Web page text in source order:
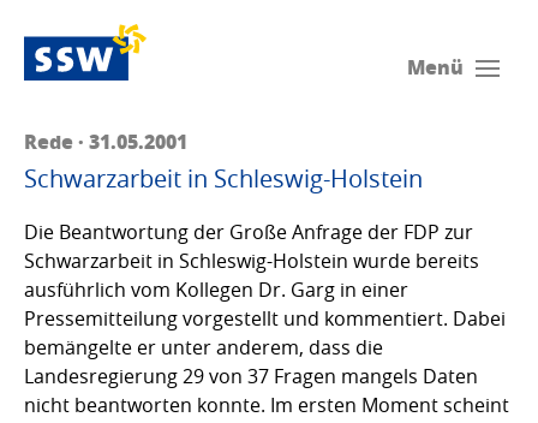
Menü
Rede · 31.05.2001
Schwarzarbeit in Schleswig-Holstein
Die Beantwortung der Große Anfrage der FDP zur
Schwarzarbeit in Schleswig-Holstein wurde bereits
ausführlich vom Kollegen Dr. Garg in einer
Pressemitteilung vorgestellt und kommentiert. Dabei
bemängelte er unter anderem, dass die
Landesregierung 29 von 37 Fragen mangels Daten
nicht beantworten konnte. Im ersten Moment scheint